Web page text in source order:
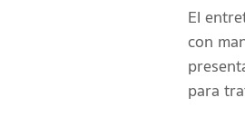
El
con
para